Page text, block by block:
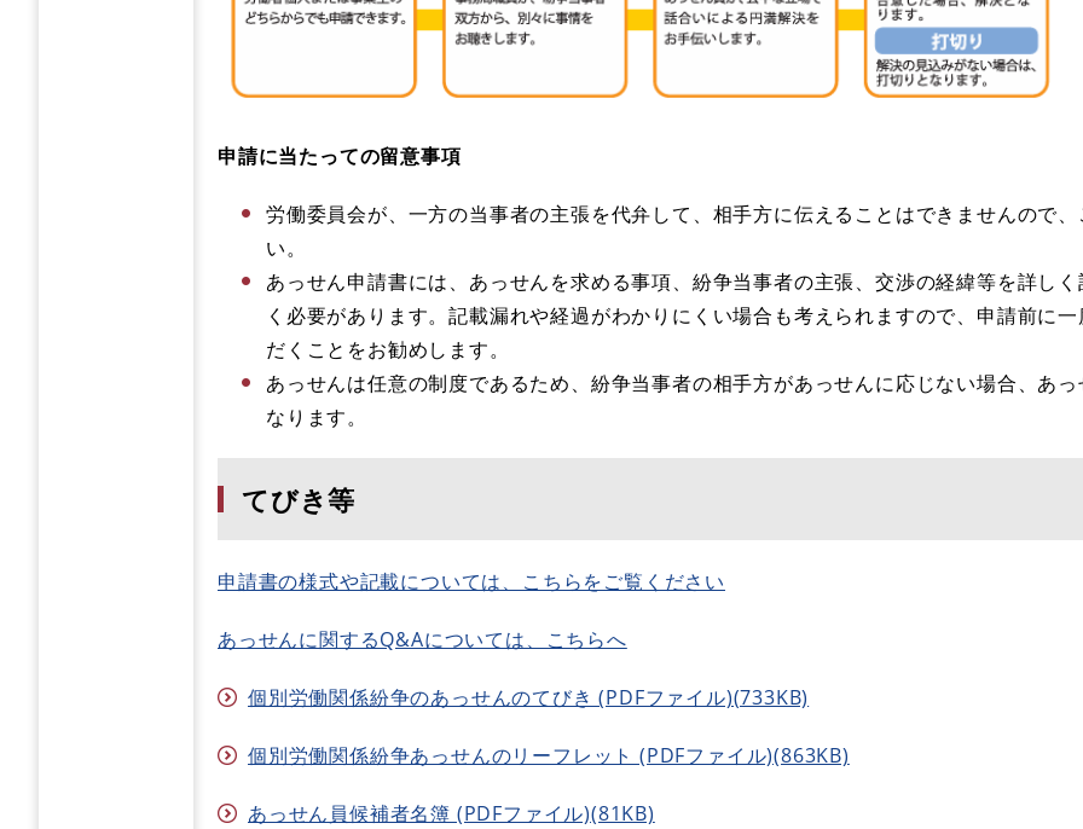
申請に当たっての留意事項
労働委員会が、一方の当事者の主張を代弁して、相手方に伝えることはできませんので、
い。
あっせん申請書には、あっせんを求める事項、紛争当事者の主張、交渉の経緯等を詳し
く必要があります。記載漏れや経過がわかりにくい場合も考えられますので、申請前に
だくことをお勧めします。
あっせんは任意の制度であるため、紛争当事者の相手方があっせんに応じない場合、あっ
なります。
てびき等
申請書の様式や記載については、こちらをご覧ください
あっせんに関するQ&Aについては、こちらへ
個別労働関係紛争のあっせんのてびき (PDFファイル)(733KB)
個別労働関係紛争あっせんのリーフレット (PDFファイル)(863KB)
あっせん員候補者名簿 (PDFファイル)(81KB)